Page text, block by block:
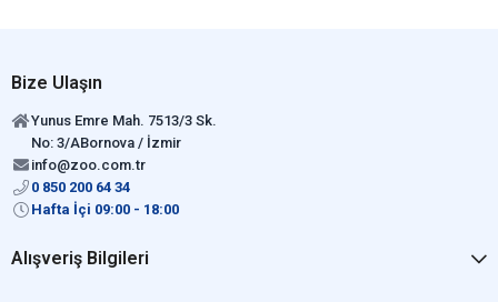
Bize Ulaşın
Yunus Emre Mah. 7513/3 Sk.
No: 3/ABornova / İzmir
info@zoo.com.tr
0 850 200 64 34
Hafta İçi 09:00 - 18:00
Alışveriş Bilgileri